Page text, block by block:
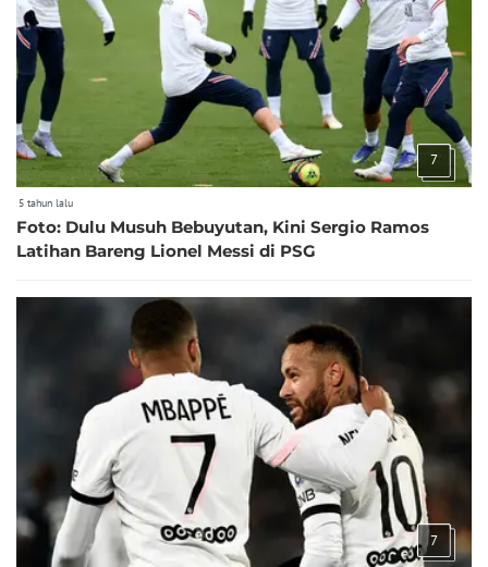
7
5 tahun lalu
Foto: Dulu Musuh Bebuyutan, Kini Sergio Ramos
Latihan Bareng Lionel Messi di PSG
7